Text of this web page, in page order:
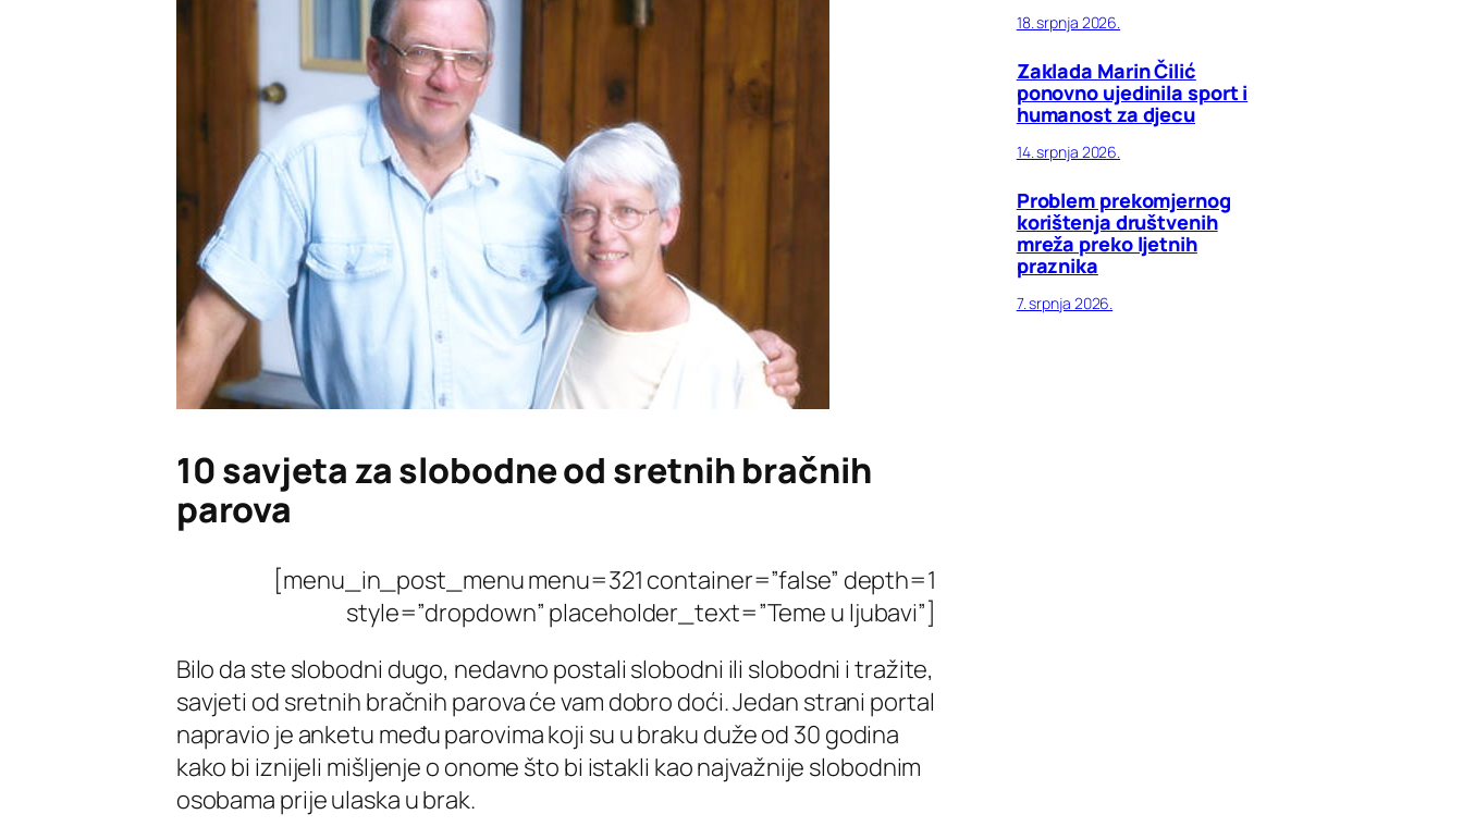
10 savjeta za slobodne od sretnih bračnih
parova
[menu_in_post_menu menu=321 container=”false” depth=1
style=”dropdown” placeholder_text=”Teme u ljubavi”]
Bilo da ste slobodni dugo, nedavno postali slobodni ili slobodni i tražite,
savjeti od sretnih bračnih parova će vam dobro doći. Jedan strani portal
napravio je anketu među parovima koji su u braku duže od 30 godina
kako bi iznijeli mišljenje o onome što bi istakli kao najvažnije slobodnim
osobama prije ulaska u brak.
18. srpnja 2026.
Zaklada Marin Čilić
ponovno ujedinila sport i
humanost za djecu
14. srpnja 2026.
Problem prekomjernog
korištenja društvenih
mreža preko ljetnih
praznika
7. srpnja 2026.